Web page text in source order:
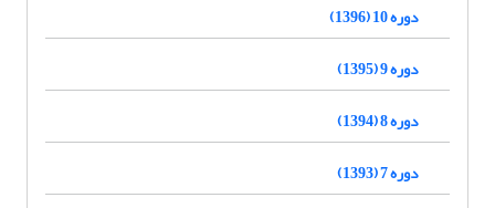
دوره 10 (1396)
دوره 9 (1395)
دوره 8 (1394)
دوره 7 (1393)